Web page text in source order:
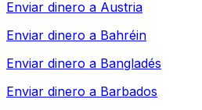
Enviar dinero a Austria
Enviar dinero a Bahréin
Enviar dinero a Bangladés
Enviar dinero a Barbados